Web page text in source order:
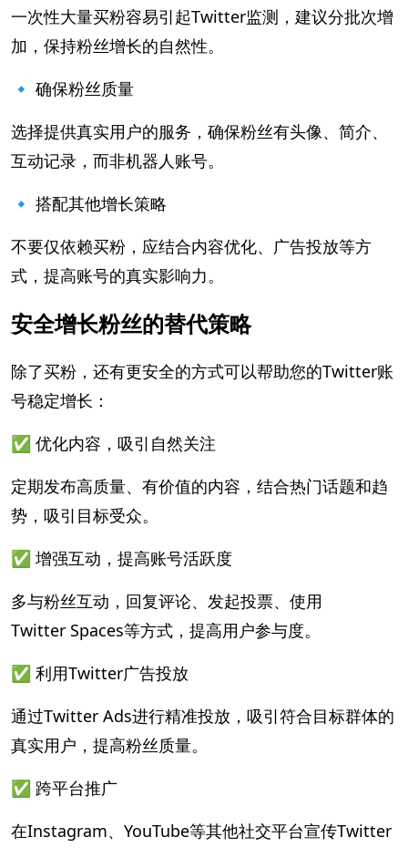
一次性大量买粉容易引起Twitter监测，建议分批次增
加，保持粉丝增长的自然性。
🔹 确保粉丝质量
选择提供真实用户的服务，确保粉丝有头像、简介、
互动记录，而非机器人账号。
🔹 搭配其他增长策略
不要仅依赖买粉，应结合内容优化、广告投放等方
式，提高账号的真实影响力。
安全增长粉丝的替代策略
除了买粉，还有更安全的方式可以帮助您的Twitter账
号稳定增长：
✅ 优化内容，吸引自然关注
定期发布高质量、有价值的内容，结合热门话题和趋
势，吸引目标受众。
✅ 增强互动，提高账号活跃度
多与粉丝互动，回复评论、发起投票、使用
Twitter Spaces等方式，提高用户参与度。
✅ 利用Twitter广告投放
通过Twitter Ads进行精准投放，吸引符合目标群体的
真实用户，提高粉丝质量。
✅ 跨平台推广
在Instagram、YouTube等其他社交平台宣传Twitter